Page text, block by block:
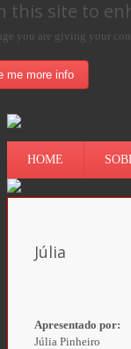
this site to
you are giving your
me more info
HOME
Júlia
Apresentado por:
Júlia Pinheiro